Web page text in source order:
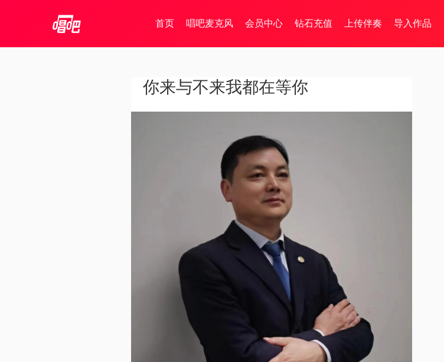
首页 唱吧麦克风 会员中心 钻石充值 上传伴奏 导入作品
你来与不来我都在等你